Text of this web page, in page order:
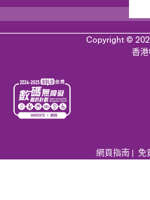
Copyright ©
香
網頁指南 | 免